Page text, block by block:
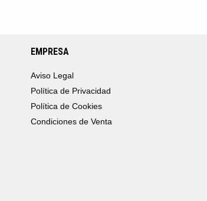
EMPRESA
Aviso Legal
Política de Privacidad
Política de Cookies
Condiciones de Venta